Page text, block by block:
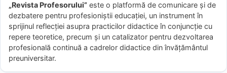
„Revista Profesorului” este o platformă de comunicare și de
dezbatere pentru profesioniștii educației, un instrument în
sprijinul reflecției asupra practicilor didactice în conjuncție cu
repere teoretice, precum și un catalizator pentru dezvoltarea
profesională continuă a cadrelor didactice din învățământul
preuniversitar.